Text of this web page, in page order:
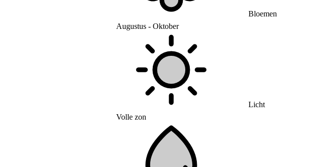
Bloemen
Augustus - Oktober
Licht
Volle zon